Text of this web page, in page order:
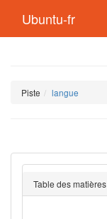
Ubuntu-fr
Piste langue
Table des matières